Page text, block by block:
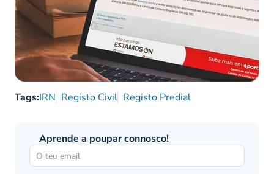
Tags:IRN Registo Civil Registo Predial
Aprende a poupar connosco!